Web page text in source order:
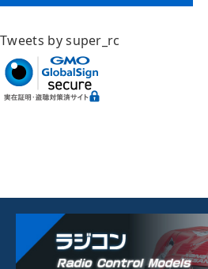
Tweets by super_rc
延長コード(D.C.フィーダーN用)
TOMIX
￥ 634 在庫わずか
カートに